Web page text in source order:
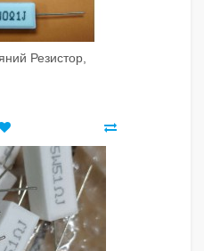
Резистор,